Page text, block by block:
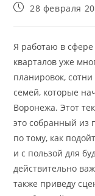
Запись28 февраля
Я работаю в
кварталов уже
планировок,
семей, которые
Воронежа. Этот
это собранный из
по тому, как
и с пользой для
действительно
также приведу